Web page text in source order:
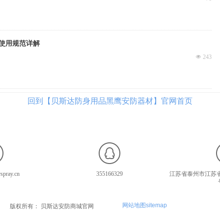
用规范详解
넶 243
回到【贝斯达防身用品黑鹰安防器材】官网首页
版权所有： 贝斯达安防商城官网
355166329
江苏省泰州市江苏
网站地图sitemap